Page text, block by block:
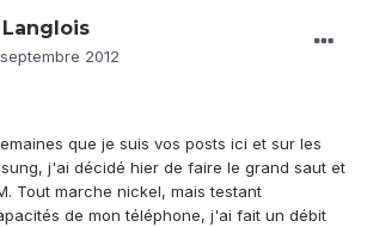
2012
que je suis vos posts ici et sur les
j'ai décidé hier de faire le grand saut et
Tout marche nickel, mais testant
de mon téléphone, j'ai fait un débit